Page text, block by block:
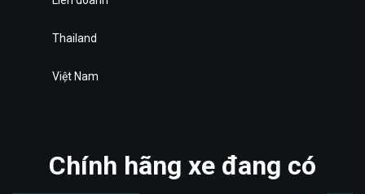
Thailand
Việt Nam
Chính hãng xe đang có